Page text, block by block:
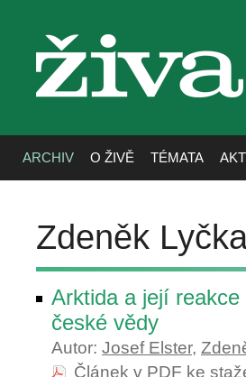
živa
ARCHIV O ŽIVĚ TÉMATA
Zdeněk
Arktida a její
české vědy
Autor: Josef Elster,
Článek v PDF ke